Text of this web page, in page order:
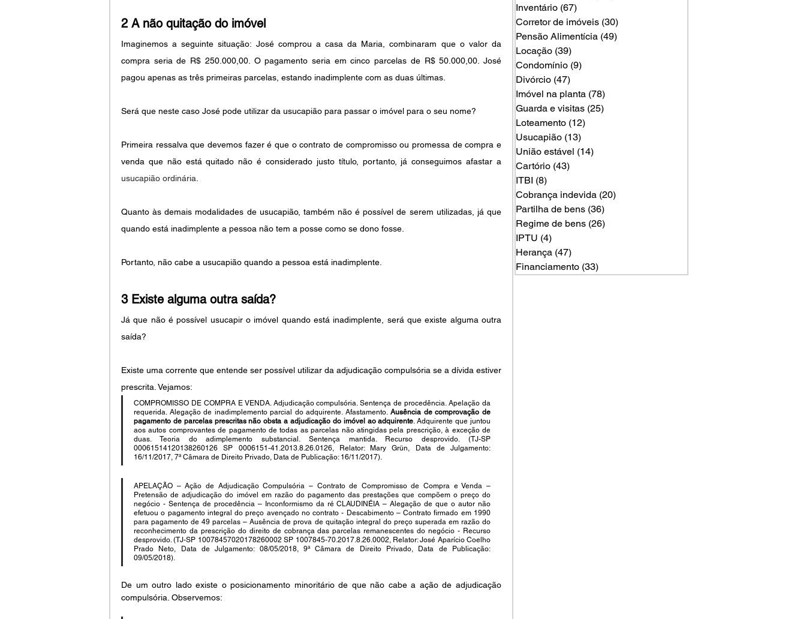
2 A não quitação do imóvel
Imaginemos a seguinte situação: José comprou a casa da Maria, combinaram que o valor da
compra seria de R$ 250.000,00. O pagamento seria em cinco parcelas de R$ 50.000,00. José
pagou apenas as três primeiras parcelas, estando inadimplente com as duas últimas.
Será que neste caso José pode utilizar da usucapião para passar o imóvel para o seu nome?
Primeira ressalva que devemos fazer é que o contrato de compromisso ou promessa de compra e
usucapião ordinária
Quanto às demais modalidades de usucapião, também não é possível de serem utilizadas, já que
quando está inadimplente a pessoa não tem a posse como se dono fosse.
Portanto, não cabe a usucapião quando a pessoa está inadimplente.
3 Existe alguma outra saída?
Já que não é possível usucapir o imóvel quando está inadimplente, será que existe alguma outra
saída?
Existe uma corrente que entende ser possível utilizar da adjudicação compulsória se a dívida estiver
prescrita. Vejamos:
COMPROMISSO DE COMPRA E VENDA. Adjudicação compulsória. Sentença de procedência. Apelação da
requerida. Alegação de inadimplemento parcial do adquirente. Afastamento. Ausência de comprovação de
pagamento de parcelas prescritas não obsta a adjudicação do imóvel ao adquirente . Adquirente que juntou
aos autos comprovantes de pagamento de todas as parcelas não atingidas pela prescrição, à exceção de
duas. Teoria do adimplemento substancial. Sentença mantida. Recurso desprovido. (TJ-SP
00061514120138260126 SP 0006151-41.2013.8.26.0126, Relator: Mary Grün, Data de Julgamento:
16/11/2017, 7ª Câmara de Direito Privado, Data de Publicação: 16/11/2017).
APELAÇÃO – Ação de Adjudicação Compulsória – Contrato de Compromisso de Compra e Venda –
Pretensão de adjudicação do imóvel em razão do pagamento das prestações que compõem o preço do
negócio - Sentença de procedência – Inconformismo da ré CLAUDINÉIA – Alegação de que o autor não
efetuou o pagamento integral do preço avençado no contrato - Descabimento – Contrato firmado em 1990
para pagamento de 49 parcelas – Ausência de prova de quitação integral do preço superada em razão do
reconhecimento da prescrição do direito de cobrança das parcelas remanescentes do negócio - Recurso
desprovido. (TJ-SP 10078457020178260002 SP 1007845-70.2017.8.26.0002, Relator: José Aparício Coelho
Prado Neto, Data de Julgamento: 08/05/2018, 9ª Câmara de Direito Privado, Data de Publicação:
09/05/2018).
De um outro lado existe o posicionamento minoritário de que não cabe a ação de adjudicação
compulsória. Observemos:
Inventário (67)
Corretor de imóveis (30)
Pensão Alimentícia (49)
Locação (39)
Condomínio (9)
Divórcio (47)
Imóvel na planta (78)
Guarda e visitas (25)
Loteamento (12)
Usucapião (13)
União estável (14)
Cartório (43)
ITBI (8)
Cobrança indevida (20)
Partilha de bens (36)
Regime de bens (26)
IPTU (4)
Herança (47)
Financiamento (33)